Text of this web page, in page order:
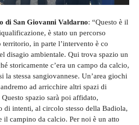
di San Giovanni Valdarno: “Questo è il
è stato un percorso
in parte l’intervento è co
disagio ambientale. Qui trova spazio un
storicamente c’era un campo da calcio,
la stessa sangiovannese. Un’area giochi
ad arricchire altri spazi di
spazio sarà poi affidato,
di intenti, al circolo stesso della Badiola,
il campino da calcio. Per noi è un atto